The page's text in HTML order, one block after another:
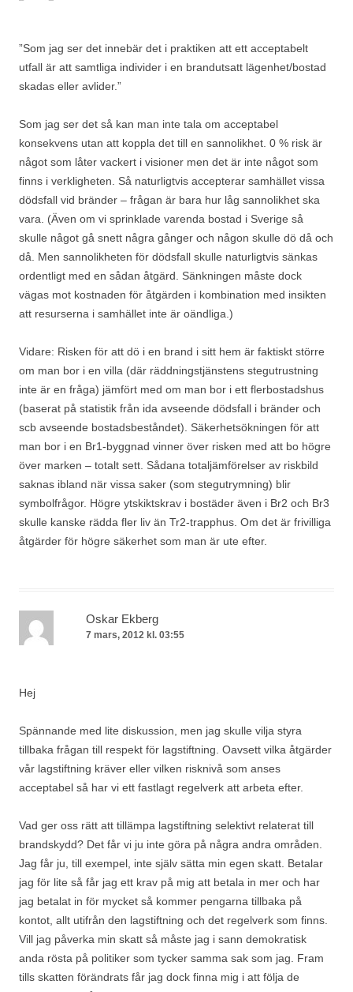
”Som jag ser det innebär det i praktiken att ett acceptabelt
utfall är att samtliga individer i en brandutsatt lägenhet/bostad
skadas eller avlider.”
Som jag ser det så kan man inte tala om acceptabel
konsekvens utan att koppla det till en sannolikhet. 0 % risk är
något som låter vackert i visioner men det är inte något som
finns i verkligheten. Så naturligtvis accepterar samhället vissa
dödsfall vid bränder – frågan är bara hur låg sannolikhet ska
vara. (Även om vi sprinklade varenda bostad i Sverige så
skulle något gå snett några gånger och någon skulle dö då och
då. Men sannolikheten för dödsfall skulle naturligtvis sänkas
ordentligt med en sådan åtgärd. Sänkningen måste dock
vägas mot kostnaden för åtgärden i kombination med insikten
att resurserna i samhället inte är oändliga.)
Vidare: Risken för att dö i en brand i sitt hem är faktiskt större
om man bor i en villa (där räddningstjänstens stegutrustning
inte är en fråga) jämfört med om man bor i ett flerbostadshus
(baserat på statistik från ida avseende dödsfall i bränder och
scb avseende bostadsbeståndet). Säkerhetsökningen för att
man bor i en Br1-byggnad vinner över risken med att bo högre
över marken – totalt sett. Sådana totaljämförelser av riskbild
saknas ibland när vissa saker (som stegutrymning) blir
symbolfrågor. Högre ytskiktskrav i bostäder även i Br2 och Br3
skulle kanske rädda fler liv än Tr2-trapphus. Om det är frivilliga
åtgärder för högre säkerhet som man är ute efter.
Oskar Ekberg
7 mars, 2012 kl. 03:55
Hej
Spännande med lite diskussion, men jag skulle vilja styra
tillbaka frågan till respekt för lagstiftning. Oavsett vilka åtgärder
vår lagstiftning kräver eller vilken risknivå som anses
acceptabel så har vi ett fastlagt regelverk att arbeta efter.
Vad ger oss rätt att tillämpa lagstiftning selektivt relaterat till
brandskydd? Det får vi ju inte göra på några andra områden.
Jag får ju, till exempel, inte själv sätta min egen skatt. Betalar
jag för lite så får jag ett krav på mig att betala in mer och har
jag betalat in för mycket så kommer pengarna tillbaka på
kontot, allt utifrån den lagstiftning och det regelverk som finns.
Vill jag påverka min skatt så måste jag i sann demokratisk
anda rösta på politiker som tycker samma sak som jag. Fram
tills skatten förändrats får jag dock finna mig i att följa de